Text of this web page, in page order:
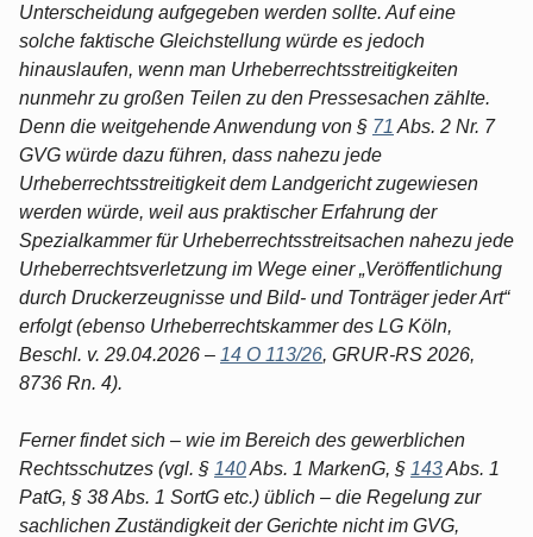
Unterscheidung aufgegeben werden sollte. Auf eine
solche faktische Gleichstellung würde es jedoch
hinauslaufen, wenn man Urheberrechtsstreitigkeiten
nunmehr zu großen Teilen zu den Pressesachen zählte.
Denn die weitgehende Anwendung von § 71 Abs. 2 Nr. 7
GVG würde dazu führen, dass nahezu jede
Urheberrechtsstreitigkeit dem Landgericht zugewiesen
werden würde, weil aus praktischer Erfahrung der
Spezialkammer für Urheberrechtsstreitsachen nahezu jede
Urheberrechtsverletzung im Wege einer „Veröffentlichung
durch Druckerzeugnisse und Bild- und Tonträger jeder Art“
erfolgt (ebenso Urheberrechtskammer des LG Köln,
Beschl. v. 29.04.2026 – 14 O 113/26, GRUR-RS 2026,
8736 Rn. 4).
Ferner findet sich – wie im Bereich des gewerblichen
Rechtsschutzes (vgl. § 140Abs. 1 MarkenG, § 143Abs. 1
PatG, § 38 Abs. 1 SortG etc.) üblich – die Regelung zur
sachlichen Zuständigkeit der Gerichte nicht im GVG,